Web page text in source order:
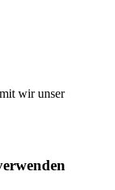
wir unser